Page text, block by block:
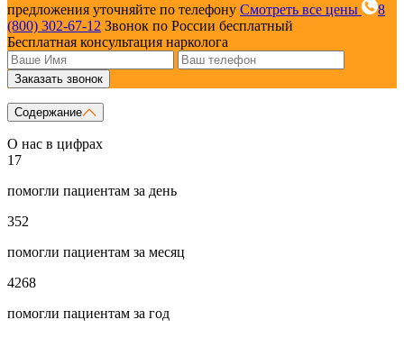
предложения уточняйте по телефону Смотреть все цены
8
(800) 302-67-12 Звонок по России бесплатный
Бесплатная консультация нарколога
Заказать звонок
Содержание
О нас в цифрах
17
помогли пациентам за день
352
помогли пациентам за месяц
4268
помогли пациентам за год